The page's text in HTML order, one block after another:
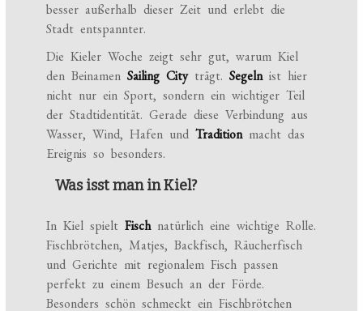
besser außerhalb dieser Zeit und erlebt die
Stadt entspannter.
Die Kieler Woche zeigt sehr gut, warum Kiel
den BeinamenSailing Cityträgt.Segelnist hier
nicht nur ein Sport, sondern ein wichtiger Teil
der Stadtidentität. Gerade diese Verbindung aus
Wasser, Wind, Hafen undTraditionmacht das
Ereignis so besonders.
Was isst man in Kiel?
In Kiel spieltFischnatürlich eine wichtige Rolle.
Fischbrötchen, Matjes, Backfisch, Räucherfisch
und Gerichte mit regionalem Fisch passen
perfekt zu einem Besuch an der Förde.
Besonders schön schmeckt ein Fischbrötchen